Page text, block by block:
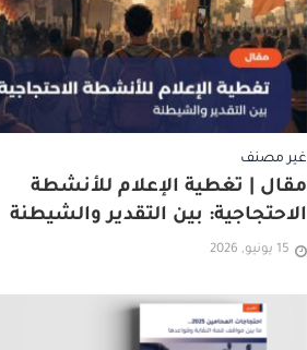
غير مصنف
مقال | تغطية الإعلام للأنشطة
الاحتجاجية: بين التقدير والشيطنة
15 يونيو, 2026